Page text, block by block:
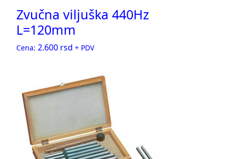
Zvučna viljuška 440Hz
L=120mm
Cena: 2.600 rsd + PDV